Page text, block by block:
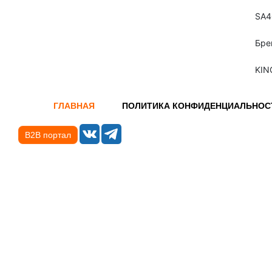
ГЛАВНАЯ ПОЛИТИКА
B2B портал